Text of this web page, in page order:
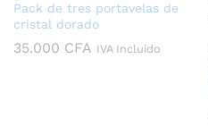
Pack de tres portavelas de
cristal dorado
35.000 CFA IVA Incluido